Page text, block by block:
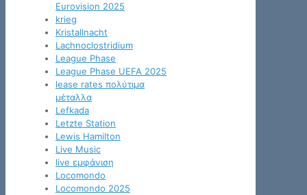
Eurovision 2025
krieg
Kristallnacht
Lachnoclostridium
League Phase
League Phase UEFA 2025
lease rates πολύτιμα
μέταλλα
Lefkada
Letzte Station
Lewis Hamilton
Live Music
live εμφάνιση
Locomondo
Locomondo 2025